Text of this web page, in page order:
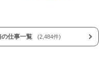
仕事一覧 (2,484件)